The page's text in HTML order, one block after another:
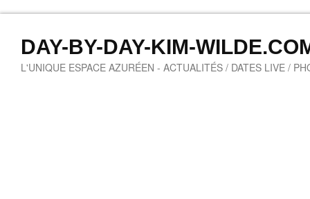
DAY-BY-DAY-KIM-
L'UNIQUE ESPACE AZURÉEN - ACTUALITÉS / DATES LIVE /